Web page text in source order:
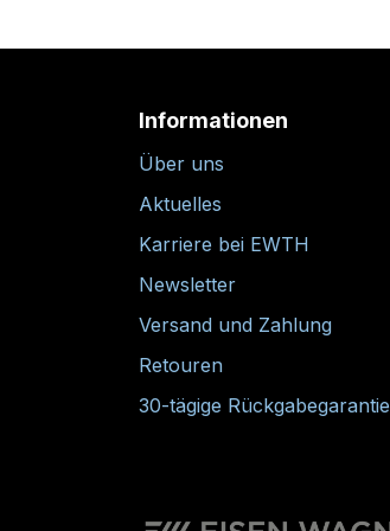
Informationen
Über uns
Aktuelles
Karriere bei EWTH
Newsletter
Versand und Zahlung
Retouren
30-tägige Rückgabegarantie